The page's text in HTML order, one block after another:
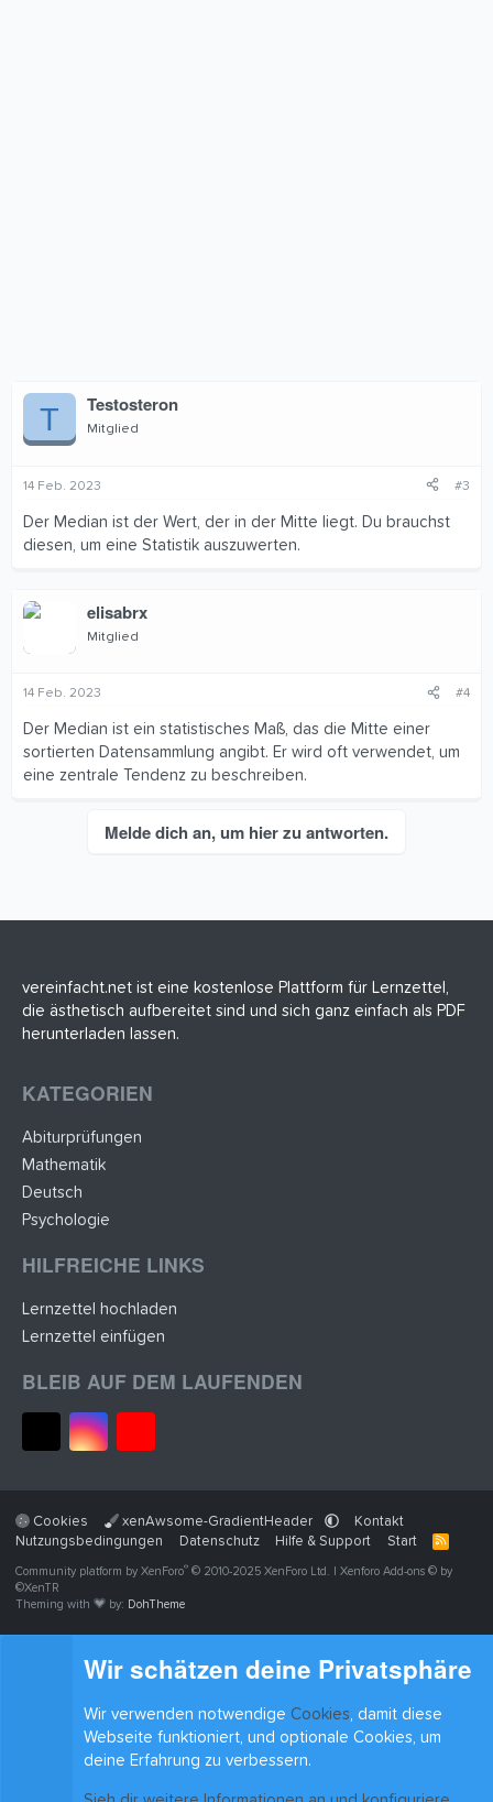
T Testosteron
Mitglied
14 Feb. 2023 #3
Der Median ist der Wert, der in der Mitte liegt. Du brauchst
diesen, um eine Statistik auszuwerten.
elisabrx
Mitglied
14 Feb. 2023 #4
Der Median ist ein statistisches Maß, das die Mitte einer
sortierten Datensammlung angibt. Er wird oft verwendet, um
eine zentrale Tendenz zu beschreiben.
Melde dich an, um hier zu antworten.
vereinfacht.net ist eine kostenlose Plattform für Lernzettel,
die ästhetisch aufbereitet sind und sich ganz einfach als PDF
herunterladen lassen.
KATEGORIEN
Abiturprüfungen
Mathematik
Deutsch
Psychologie
HILFREICHE LINKS
Lernzettel hochladen
Lernzettel einfügen
BLEIB AUF DEM LAUFENDEN
Cookies xenAwsome-GradientHeader
Kontakt
Nutzungsbedingungen
Datenschutz Hilfe & Support Start
R
S
Community platform by XenForo® © 2010-2025 XenForo Ltd. Xenforo Add-ons © by
©XenTR
Theming with
by: DohTheme
Wir schätzen deine Privatsphäre
Wir verwenden notwendige Cookies, damit diese
Webseite funktioniert, und optionale Cookies, um
deine Erfahrung zu verbessern.